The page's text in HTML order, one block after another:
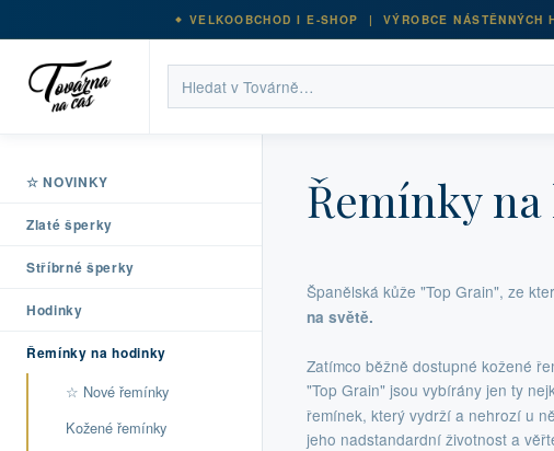
VELKOOBCHOD I E-SHOP | VÝROBCE
☆ NOVINKY
Zlaté šperky
Stříbrné šperky
Hodinky
Řemínky na hodinky
☆ Nové řemínky
Kožené řemínky
Řemínky
Španělská kůže "Top Grain", ze
na světě.
Zatímco běžně dostupné kožené
"Top Grain" jsou vybírány jen ty
řemínek, který vydrží a nehrozí u
jeho nadstandardní životnost a